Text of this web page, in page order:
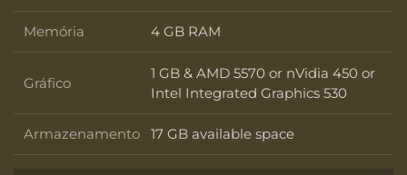
Memória Memória
4 GB RAM
Gráfico Gráfico
1 GB & AMD 5570 or nVidia 450 or
Intel Integrated Graphics 530
Armazenamento Armazenamento
17 GB available space